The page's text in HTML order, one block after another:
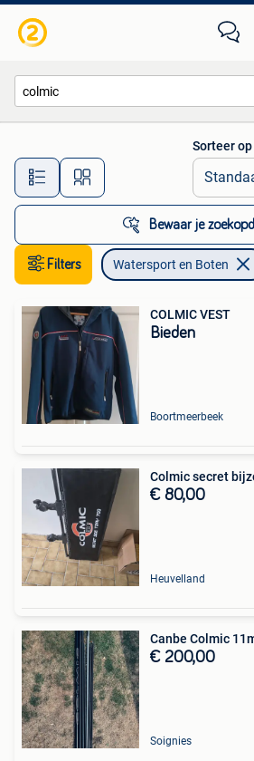
Alle afstanden…
Sorteer op
Bewaar je
Filters Watersport en Boten
COLMIC VEST
Bieden
Boortmeerbeek
Colmic secret
€ 80,00
Heuvelland
Canbe Colmic
€ 200,00
Soignies